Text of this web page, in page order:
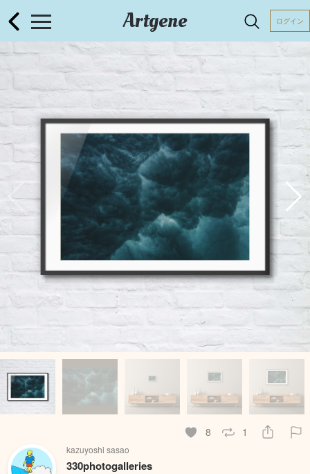
Artgene ログイン
8 1
kazuyoshi sasao
330photogalleries